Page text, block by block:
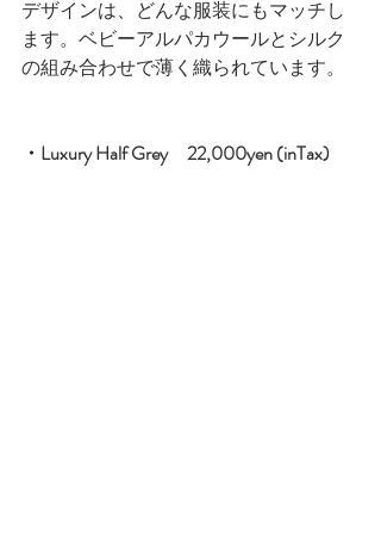
デザインは、どんな服装にもマッチし
ます。ベビーアルパカウールとシルク
の組み合わせで薄く織られています。
・Luxury Half Grey　22,000yen (inTax)